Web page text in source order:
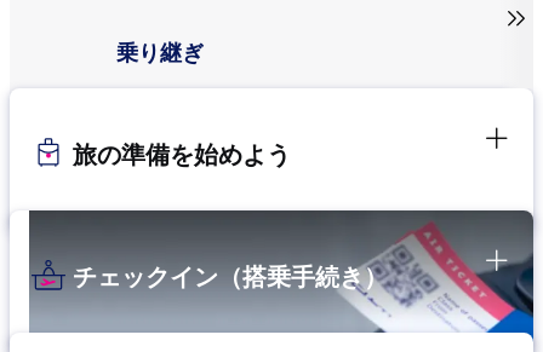
乗り継ぎ

旅の準備を始めよう
チェックイン（搭乗手続き）